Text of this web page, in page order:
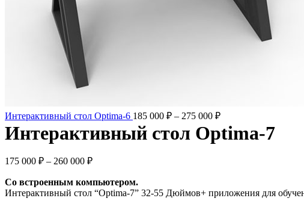
Интерактивный стол Optima-6 185 000 ₽ – 275 000 ₽
Интерактивный стол Optima-7
175 000 ₽ – 260 000 ₽
Со встроенным компьютером.
Интерактивный стол “Optima-7” 32-55 Дюймов+ приложения для